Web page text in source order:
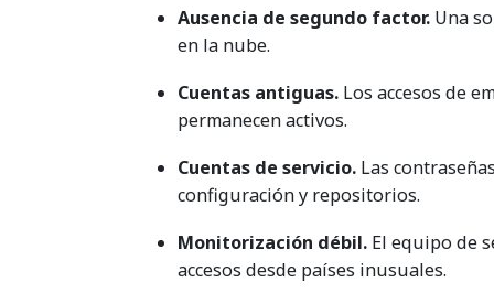
Ausencia de segundo factor. Una
en la nube.
Cuentas antiguas. Los accesos de
permanecen activos.
Cuentas de servicio. Las
configuración y repositorios.
Monitorización débil. El equipo de
accesos desde países inusuales.